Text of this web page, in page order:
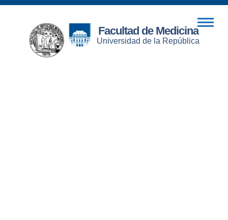
Facultad de Medicina
Universidad de la República